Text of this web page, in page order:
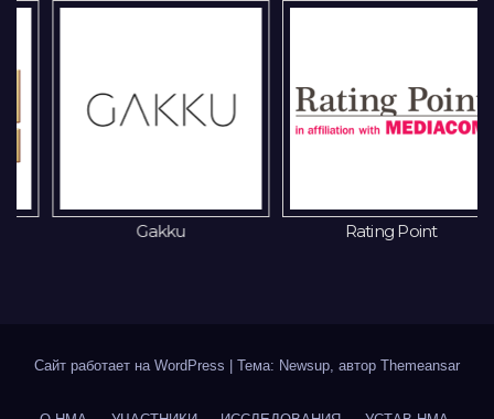
Gakku Rating Point
Сайт работает на WordPress Тема: Newsup, автор Themeansar